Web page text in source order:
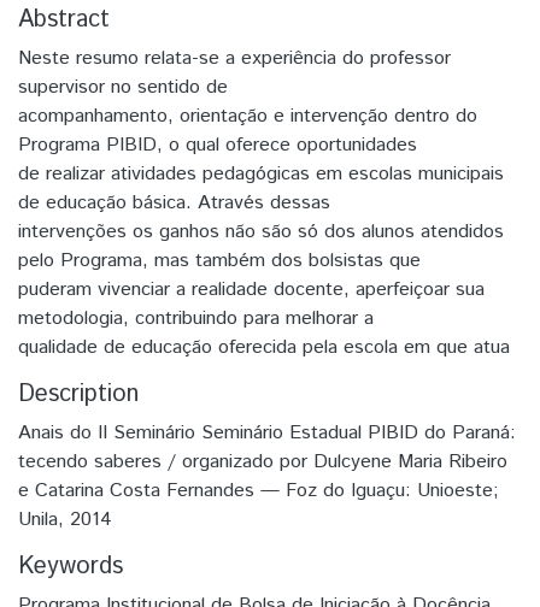
Abstract
Neste resumo relata-se a experiência do professor
supervisor no sentido de
acompanhamento, orientação e intervenção dentro do
Programa PIBID, o qual oferece oportunidades
de realizar atividades pedagógicas em escolas municipais
de educação básica. Através dessas
intervenções os ganhos não são só dos alunos atendidos
pelo Programa, mas também dos bolsistas que
puderam vivenciar a realidade docente, aperfeiçoar sua
metodologia, contribuindo para melhorar a
qualidade de educação oferecida pela escola em que atua
Description
Anais do II Seminário Seminário Estadual PIBID do Paraná:
tecendo saberes / organizado por Dulcyene Maria Ribeiro
e Catarina Costa Fernandes — Foz do Iguaçu: Unioeste;
Unila, 2014
Keywords